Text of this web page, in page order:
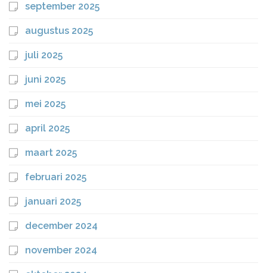
september 2025
augustus 2025
juli 2025
juni 2025
mei 2025
april 2025
maart 2025
februari 2025
januari 2025
december 2024
november 2024